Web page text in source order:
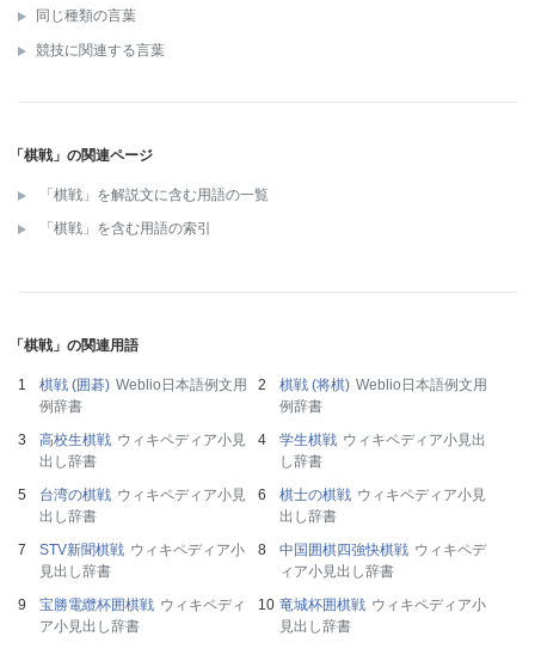
同じ種類の言葉
競技に関連する言葉
「棋戦」の関連ページ
「棋戦」を解説文に含む用語の一覧
「棋戦」を含む用語の索引
「棋戦」の関連用語
棋戦 (囲碁) Weblio日本語例文用
例辞書
棋戦 (将棋) Weblio日本語例文用
例辞書
高校生棋戦 ウィキペディア小見
出し辞書
学生棋戦 ウィキペディア小見出
し辞書
台湾の棋戦 ウィキペディア小見
出し辞書
棋士の棋戦 ウィキペディア小見
出し辞書
STV新聞棋戦 ウィキペディア小
見出し辞書
中国囲棋四強快棋戦 ウィキペデ
ィア小見出し辞書
宝勝電纜杯囲棋戦 ウィキペディ
ア小見出し辞書
竜城杯囲棋戦 ウィキペディア小
見出し辞書